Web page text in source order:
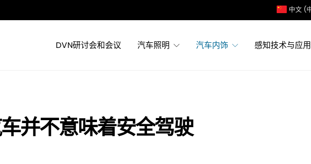
中文 (
DVN研讨会和会议 汽车照明 汽车内饰 感知技术与应用
并不意味着安全驾驶